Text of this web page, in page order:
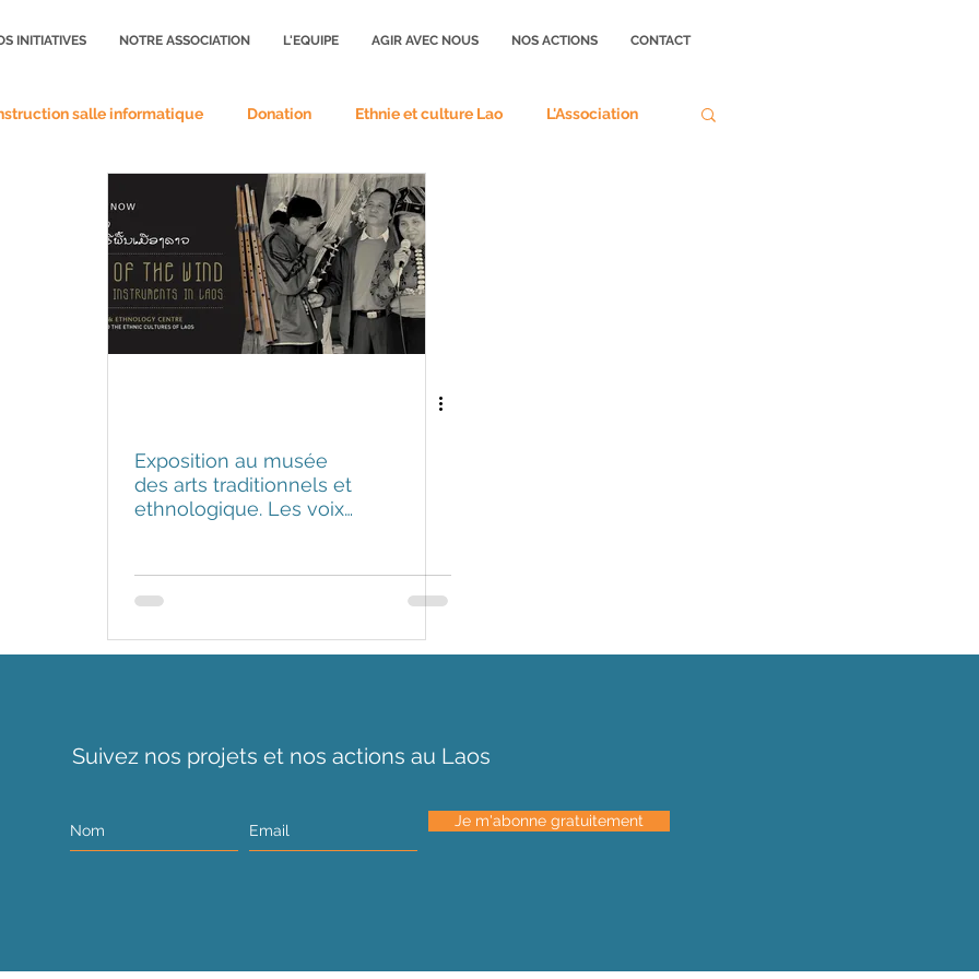
INITIATIVES NOTRE ASSOCIATION L'EQUIPE AGIR AVEC NOUS NOS ACTIONS CONTACT
salle informatique Donation Ethnie et culture Lao L'Association
Exposition au musée
des arts traditionnels et
ethnologique. Les voix
Suivez nos projets et nos actions au Laos
Je m'abonne gratuitement